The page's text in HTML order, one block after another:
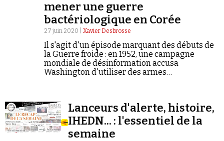
Revues de presse
Newsletter
mener une guerre
bactériologique en Corée
27 juin 2020 |Xavier Desbrosse
Il s'agit d'un épisode marquant des débuts de
la Guerre froide : en 1952, une campagne
mondiale de désinformation accusa
Washington d'utiliser des armes
Lanceurs d'alerte, histoire,
IHEDN... : l'essentiel de la
semaine